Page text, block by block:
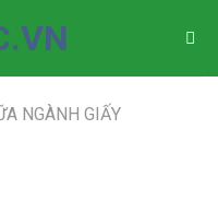
NGÀNH GIẤY